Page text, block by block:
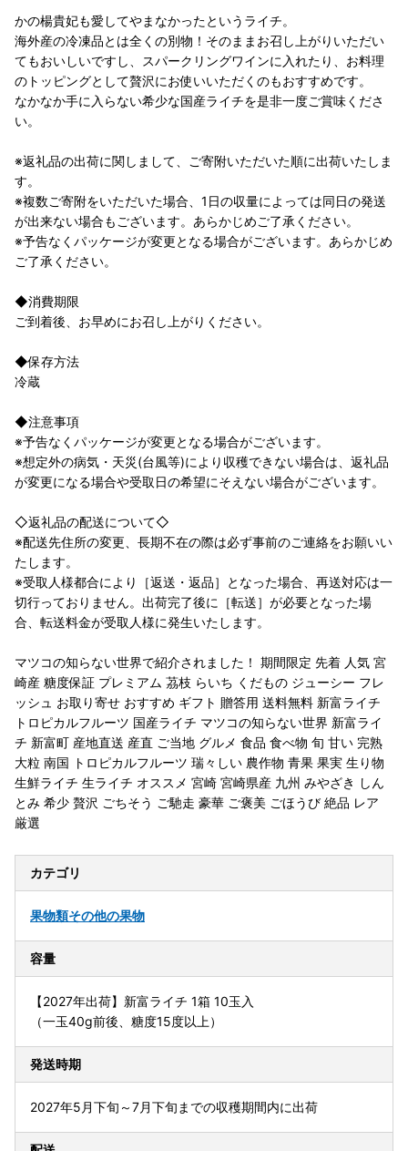
かの楊貴妃も愛してやまなかったというライチ。
海外産の冷凍品とは全くの別物！そのままお召し上がりいただい
てもおいしいですし、スパークリングワインに入れたり、お料理
のトッピングとして贅沢にお使いいただくのもおすすめです。
なかなか手に入らない希少な国産ライチを是非一度ご賞味くださ
い。
※返礼品の出荷に関しまして、ご寄附いただいた順に出荷いたしま
す。
※複数ご寄附をいただいた場合、1日の収量によっては同日の発送
が出来ない場合もございます。あらかじめご了承ください。
※予告なくパッケージが変更となる場合がございます。あらかじめ
ご了承ください。
◆消費期限
ご到着後、お早めにお召し上がりください。
◆保存方法
冷蔵
◆注意事項
※予告なくパッケージが変更となる場合がございます。
※想定外の病気・天災(台風等)により収穫できない場合は、返礼品
が変更になる場合や受取日の希望にそえない場合がございます。
◇返礼品の配送について◇
※配送先住所の変更、長期不在の際は必ず事前のご連絡をお願いい
たします。
※受取人様都合により［返送・返品］となった場合、再送対応は一
切行っておりません。出荷完了後に［転送］が必要となった場
合、転送料金が受取人様に発生いたします。
マツコの知らない世界で紹介されました！ 期間限定 先着 人気 宮
崎産 糖度保証 プレミアム 茘枝 らいち くだもの ジューシー フレ
ッシュ お取り寄せ おすすめ ギフト 贈答用 送料無料 新富ライチ
トロピカルフルーツ 国産ライチ マツコの知らない世界 新富ライ
チ 新富町 産地直送 産直 ご当地 グルメ 食品 食べ物 旬 甘い 完熟
大粒 南国 トロピカルフルーツ 瑞々しい 農作物 青果 果実 生り物
生鮮ライチ 生ライチ オススメ 宮崎 宮崎県産 九州 みやざき しん
とみ 希少 贅沢 ごちそう ご馳走 豪華 ご褒美 ごほうび 絶品 レア
厳選
カテゴリ
果物類その他の果物
容量
【2027年出荷】新富ライチ 1箱 10玉入
（一玉40g前後、糖度15度以上）
発送時期
2027年5月下旬～7月下旬までの収穫期間内に出荷